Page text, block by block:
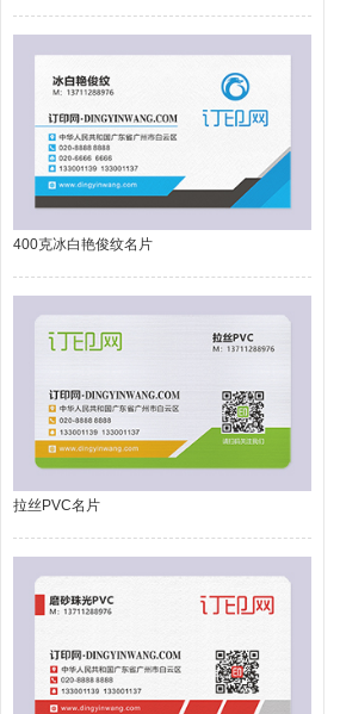
400克冰白艳俊纹名片
拉丝PVC名片